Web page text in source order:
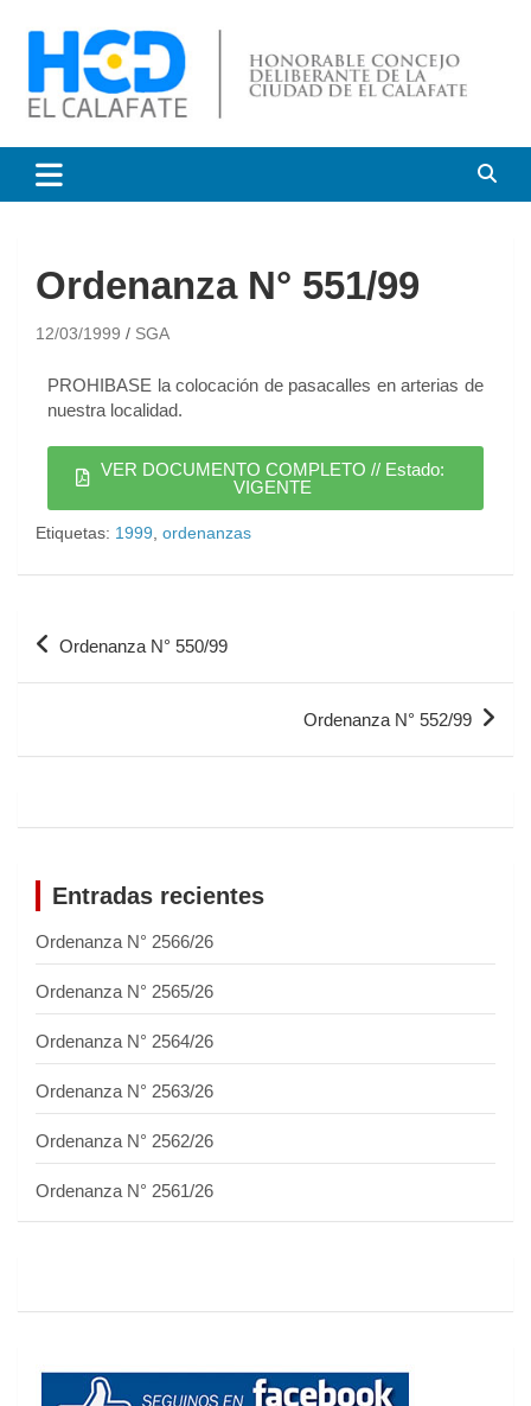
Honorable Concejo
Deliberante de El Calafate
Ordenanza N° 551/99
12/03/1999 SGA
PROHIBASE la colocación de pasacalles en arterias de
nuestra localidad.
VER DOCUMENTO COMPLETO // Estado:
VIGENTE
Etiquetas: 1999 ordenanzas
Ordenanza N° 550/99
Ordenanza N° 552/99
Entradas recientes
Ordenanza N° 2566/26
Ordenanza N° 2565/26
Ordenanza N° 2564/26
Ordenanza N° 2563/26
Ordenanza N° 2562/26
Ordenanza N° 2561/26